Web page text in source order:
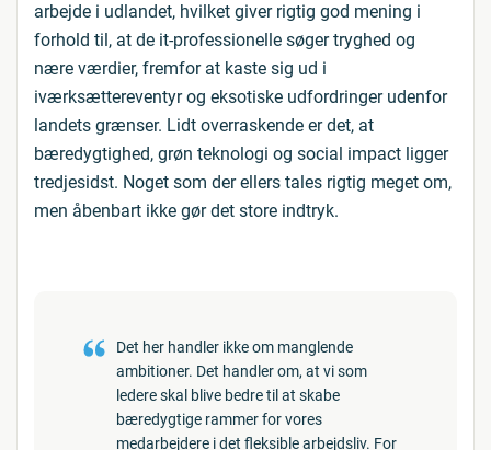
arbejde i udlandet, hvilket giver rigtig god mening i
forhold til, at de it-professionelle søger tryghed og
nære værdier, fremfor at kaste sig ud i
iværksættereventyr og eksotiske udfordringer udenfor
landets grænser. Lidt overraskende er det, at
bæredygtighed, grøn teknologi og social impact ligger
tredjesidst. Noget som der ellers tales rigtig meget om,
men åbenbart ikke gør det store indtryk.
Det her handler ikke om manglende
ambitioner. Det handler om, at vi som
ledere skal blive bedre til at skabe
bæredygtige rammer for vores
medarbejdere i det fleksible arbejdsliv. For